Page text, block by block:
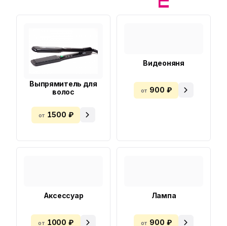
Выпрямитель для
волос
от 1500 ₽
Видеоняня
от 900 ₽
Аксессуар
от 1000 ₽
Лампа
от 900 ₽